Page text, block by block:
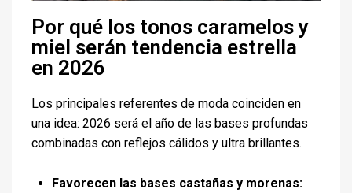
Por qué los tonos caramelos y
miel serán tendencia estrella
en 2026
Los principales referentes de moda coinciden en
una idea: 2026 será el año de las bases profundas
combinadas con reflejos cálidos y ultra brillantes.
Favorecen las bases castañas y morenas: